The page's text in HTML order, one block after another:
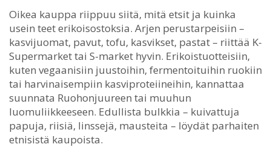
Oikea kauppa riippuu siitä, mitä etsit ja kuinka
usein teet erikoisostoksia. Arjen perustarpeisiin –
kasvijuomat, pavut, tofu, kasvikset, pastat – riittää K-
Supermarket tai S-market hyvin. Erikoistuotteisiin,
kuten vegaanisiin juustoihin, fermentoituihin ruokiin
tai harvinaisempiin kasviproteiineihin, kannattaa
suunnata Ruohonjuureen tai muuhun
luomuliikkeeseen. Edullista bulkkia – kuivattuja
papuja, riisiä, linssejä, mausteita – löydät parhaiten
etnisistä kaupoista.